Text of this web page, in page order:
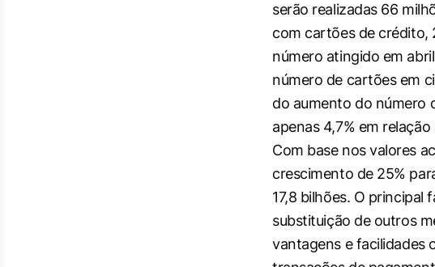
serão realizadas 66
com cartões de crédito,
número atingido em
número de cartões em
do aumento do número
apenas 4,7% em
Com base nos valores
crescimento de 25%
17,8 bilhões. O
substituição de outros
vantagens e facilidades